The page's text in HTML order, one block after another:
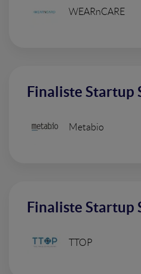
WEARnCARE
Finaliste Startup
Metabio
Finaliste Startup
TTOP